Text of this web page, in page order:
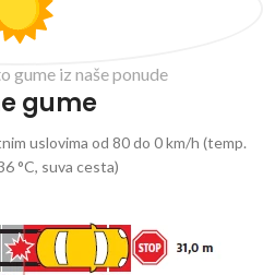
gume iz naše ponude
gume
uslovima od 80 do 0 km/h (temp.
°C, suva cesta)